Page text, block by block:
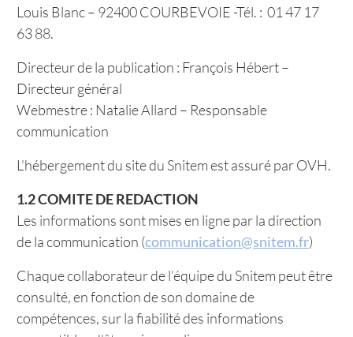
Louis Blanc – 92400 COURBEVOIE -Tél. : 01 47 17
63 88.
Directeur de la publication : François Hébert –
Directeur général
Webmestre : Natalie Allard – Responsable
communication
L’hébergement du site du Snitem est assuré par OVH.
1.2 COMITE DE REDACTION
Les informations sont mises en ligne par la direction
de la communication (communication@snitem.fr)
Chaque collaborateur de l’équipe du Snitem peut être
consulté, en fonction de son domaine de
compétences, sur la fiabilité des informations